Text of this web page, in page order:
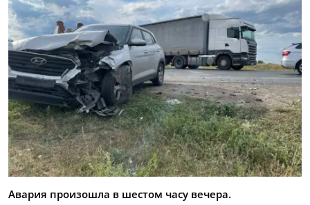
Авария произошла в шестом часу вечера.